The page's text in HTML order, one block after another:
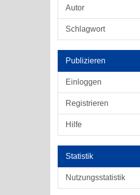
Autor
Schlagwort
Publizieren
Einloggen
Registrieren
Hilfe
Statistik
Nutzungsstatistik